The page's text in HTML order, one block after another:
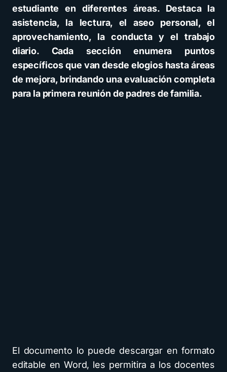
estudiante en diferentes áreas. Destaca la
asistencia, la lectura, el aseo personal, el
aprovechamiento, la conducta y el trabajo
diario. Cada sección enumera puntos
específicos que van desde elogios hasta áreas
de mejora, brindando una evaluación completa
para la primera reunión de padres de familia.
El documento lo puede descargar en formato
editable en Word, les permitira a los docentes